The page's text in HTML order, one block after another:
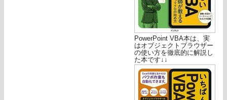
PowerPoint VBA本は、実
はオブジェクトブラウザー
の使い方を徹底的に解説し
た本です↓↓